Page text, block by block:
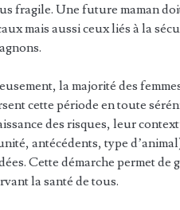
fragile. Une future maman
mais aussi ceux liés à la
la majorité des
cette période en toute
des risques, leur
antécédents, type
Cette démarche permet de
la santé de tous.